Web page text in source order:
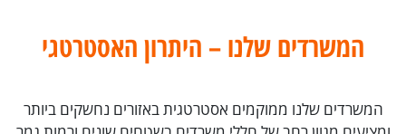
המשרדים שלנו – היתרון האסטרטגי
המשרדים שלנו ממוקמים אסטרטגית באזורים נחשקים ביותר